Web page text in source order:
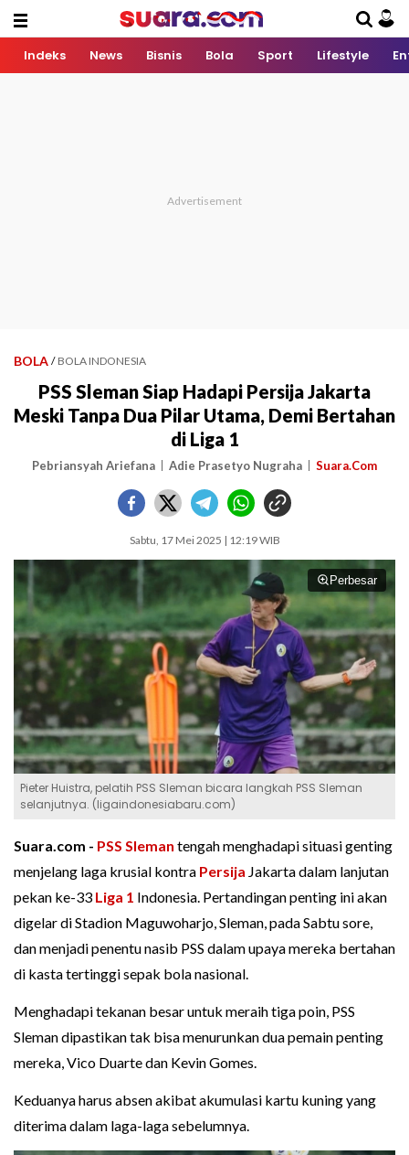
Indeks News Bisnis Bola Sport Lifestyle
BOLA / BOLA INDONESIA
PSS Sleman Siap Hadapi Persija Jakarta
Meski Tanpa Dua Pilar Utama, Demi Bertahan
di Liga 1
Pebriansyah Ariefana Adie Prasetyo Nugraha Suara.Com
Sabtu, 17 Mei 2025 | 12:19 WIB
Perbesar
Pieter Huistra, pelatih PSS Sleman bicara langkah PSS Sleman
selanjutnya. (ligaindonesiabaru.com)
Suara.com - PSS Sleman tengah menghadapi situasi genting
menjelang laga krusial kontra Persija Jakarta dalam lanjutan
pekan ke-33 Liga 1 Indonesia. Pertandingan penting ini akan
digelar di Stadion Maguwoharjo, Sleman, pada Sabtu sore,
dan menjadi penentu nasib PSS dalam upaya mereka bertahan
di kasta tertinggi sepak bola nasional.
Menghadapi tekanan besar untuk meraih tiga poin, PSS
Sleman dipastikan tak bisa menurunkan dua pemain penting
mereka, Vico Duarte dan Kevin Gomes.
Keduanya harus absen akibat akumulasi kartu kuning yang
diterima dalam laga-laga sebelumnya.